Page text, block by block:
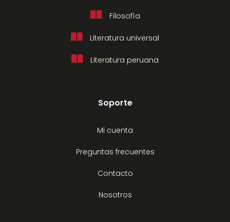
Filosofía
Literatura universal
Literatura peruana
Soporte
Mi cuenta
Preguntas frecuentes
Contacto
Nosotros